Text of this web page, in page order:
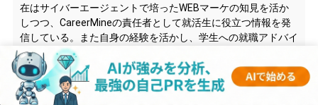
在はサイバーエージェントで培ったWEBマーケの知見を活か
しつつ、CareerMineの責任者として就活生に役立つ情報を発
信している。また自身の経験を活かし、学生への就職アドバイ
スを行っている。延べ1,000人以上の学生と面談を行い、さま
ざまな企業への内定に導いている。